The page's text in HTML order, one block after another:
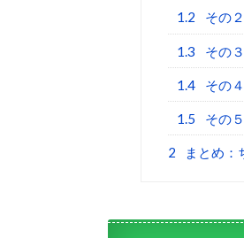
1.2 その
1.3 その
1.4 その
1.5 その
2 まとめ：